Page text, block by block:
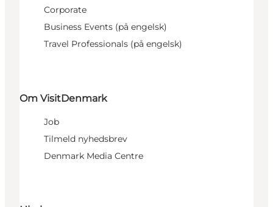
Corporate
Business Events (på engelsk)
Travel Professionals (på engelsk)
Om VisitDenmark
Job
Tilmeld nyhedsbrev
Denmark Media Centre